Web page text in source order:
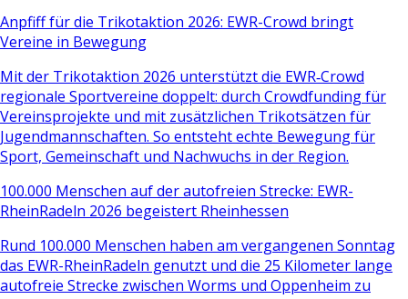
Anpfiff für die Trikotaktion 2026: EWR-Crowd bringt
Vereine in Bewegung
Mit der Trikotaktion 2026 unterstützt die EWR‑Crowd
regionale Sportvereine doppelt: durch Crowdfunding für
Vereinsprojekte und mit zusätzlichen Trikotsätzen für
Jugendmannschaften. So entsteht echte Bewegung für
Sport, Gemeinschaft und Nachwuchs in der Region.
100.000 Menschen auf der autofreien Strecke: EWR-
RheinRadeln 2026 begeistert Rheinhessen
Rund 100.000 Menschen haben am vergangenen Sonntag
das EWR-RheinRadeln genutzt und die 25 Kilometer lange
autofreie Strecke zwischen Worms und Oppenheim zu